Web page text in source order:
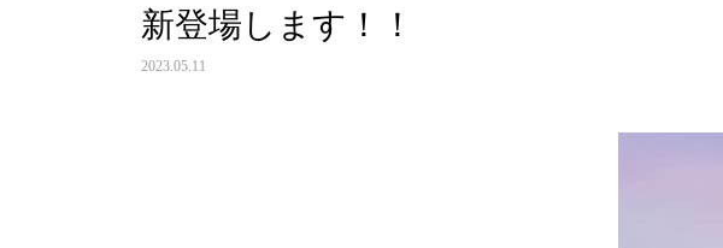
新登場します！！
2023.05.11